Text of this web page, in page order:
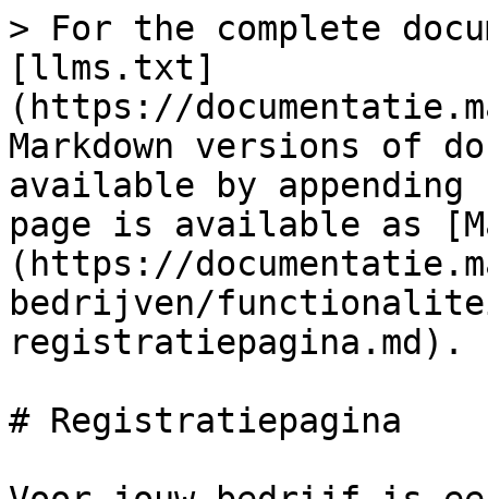
> For the complete
[llms.txt]
(https://
Markdown versions of
available by
page is available as
(https://
bedrijven/
registratiepagina.md).
# Registratiepagina